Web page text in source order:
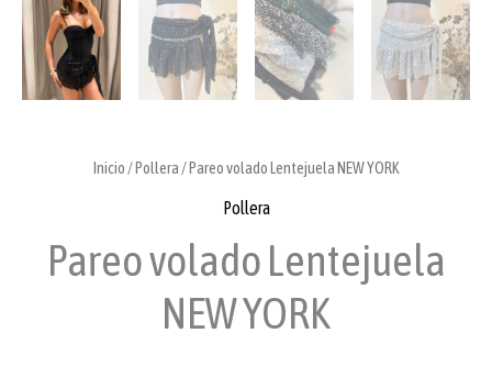
Inicio/ Pollera/ Pareo volado Lentejuela NEW YORK
Pollera
Pareo volado Lentejuela
NEW YORK